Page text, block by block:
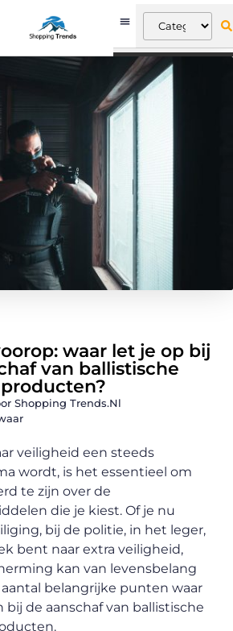
waar let je op bij
van ballistische
producten?
Shopping Trends.nl
veiligheid een steeds
wordt, is het essentieel om
te zijn over de
die je kiest. Of je nu
bij de politie, in het leger,
bent naar extra veiligheid,
kan van levensbelang
aantal belangrijke punten waar
de aanschaf van ballistische